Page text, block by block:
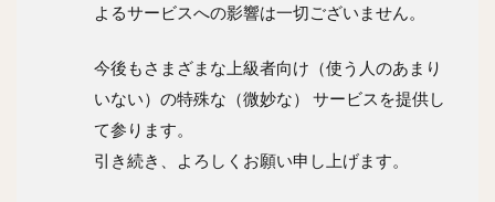
よるサービスへの影響は一切ございません。
今後もさまざまな上級者向け（使う人のあまり
いない）の特殊な（微妙な） サービスを提供し
て参ります。
引き続き、よろしくお願い申し上げます。